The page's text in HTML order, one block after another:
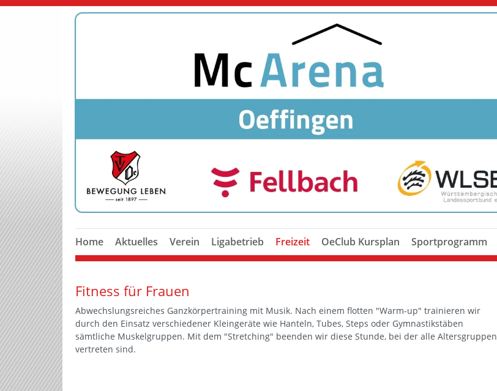
Home Aktuelles Verein Ligabetrieb Freizeit OeClub Kursplan Sportprogramm
Fitness für Frauen
Abwechslungsreiches Ganzkörpertraining mit Musik. Nach einem flotten "Warm-up" trainieren wir
durch den Einsatz verschiedener Kleingeräte wie Hanteln, Tubes, Steps oder Gymnastikstäben
sämtliche Muskelgruppen. Mit dem "Stretching" beenden wir diese Stunde, bei der alle Altersgruppen
vertreten sind.